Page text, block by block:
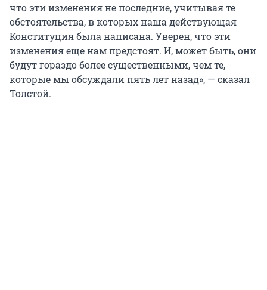
что эти изменения не последние, учитывая те
обстоятельства, в которых наша действующая
Конституция была написана. Уверен, что эти
изменения еще нам предстоят. И, может быть, они
будут гораздо более существенными, чем те,
которые мы обсуждали пять лет назад», — сказал
Толстой.